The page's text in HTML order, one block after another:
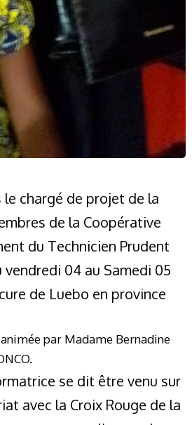
chargé de projet de la
de la Coopérative
du Technicien Prudent
04 au Samedi 05
de Luebo en province
par Madame Bernadine
se dit être venu sur
avec la Croix Rouge de la